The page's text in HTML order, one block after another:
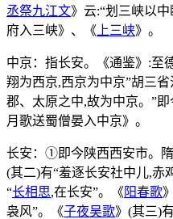
丞祭九江文》云:“划三峡以
府入三峡》、《 上三峡》。
中京：指长安。《通鉴》:至
翔为西京,西京为中京”胡三
郡、太原之中,故为中京。”
月歌送蜀僧晏入中京》。
长安：①即今陕西西安市。
(其二)有“羞逐长安社中儿,赤
“长相思,在长安”。《 阳春歌
袅风”。《子夜吴歌》(其三)